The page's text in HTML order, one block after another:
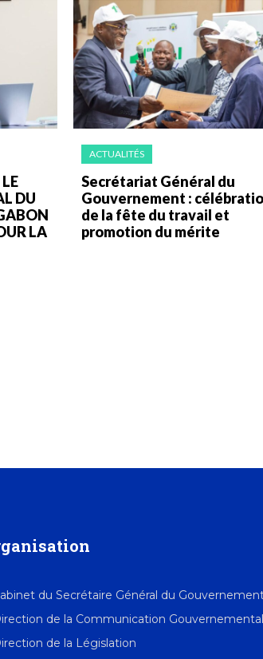
DU
LA
ACTUALITÉS
Secrétariat Général du
Gouvernement :
de la fête du travail et
promotion du mérite
du Secrétaire Général du
de la Communication
de la Législation